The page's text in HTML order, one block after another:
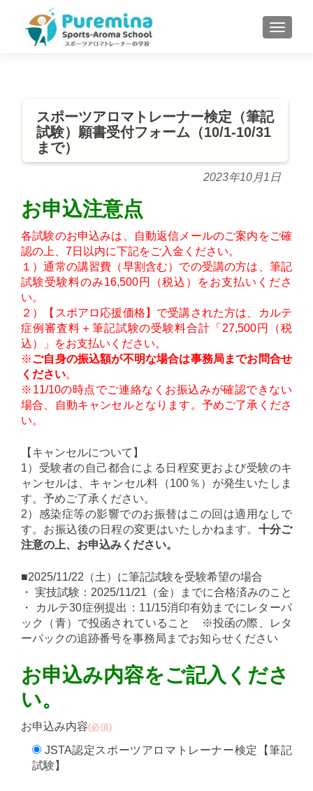
MENU
スポーツアロマトレーナー検定（筆記
試験）願書受付フォーム（10/1-10/31
まで）
2023年10月1日
お申込注意点
各試験のお申込みは、自動返信メールのご案内をご確
認の上、7日以内に下記をご入金ください。
１）通常の講習費（早割含む）での受講の方は、筆記
試験受験料のみ16,500円（税込）をお支払いくださ
い。
２）【スポアロ応援価格】で受講された方は、カルテ
症例審査料＋筆記試験の受験料合計「27,500円（税
込）」をお支払いください。
※ご自身の振込額が不明な場合は事務局までお問合せ
ください。
※11/10の時点でご連絡なくお振込みが確認できない
場合、自動キャンセルとなります。予めご了承くださ
い。
【キャンセルについて】
1）受験者の自己都合による日程変更および受験のキ
ャンセルは、キャンセル料（100％）が発生いたしま
す。予めご了承ください。
2）感染症等の影響でのお振替はこの回は適用なしで
す。お振込後の日程の変更はいたしかねます。 十分ご
注意の上、お申込みください。
■2025/11/22（土）に筆記試験を受験希望の場合
・ 実技試験：2025/11/21（金）までに合格済みのこと
・ カルテ30症例提出：11/15消印有効までにレターパ
ック（青）で投函されていること ※投函の際、レタ
ーパックの追跡番号を事務局までお知らせください
お申込み内容をご記入くださ
い。
お申込み内容(必須)
JSTA認定スポーツアロマトレーナー検定【筆記
試験】